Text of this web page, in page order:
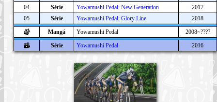
04
Série Yowamushi Pedal: New Generation
2017
05
Série Yowamushi Pedal: Glory Line
2018
Mangá
Yowamushi Pedal
2008~????
Série
Yowamushi Pedal 2016